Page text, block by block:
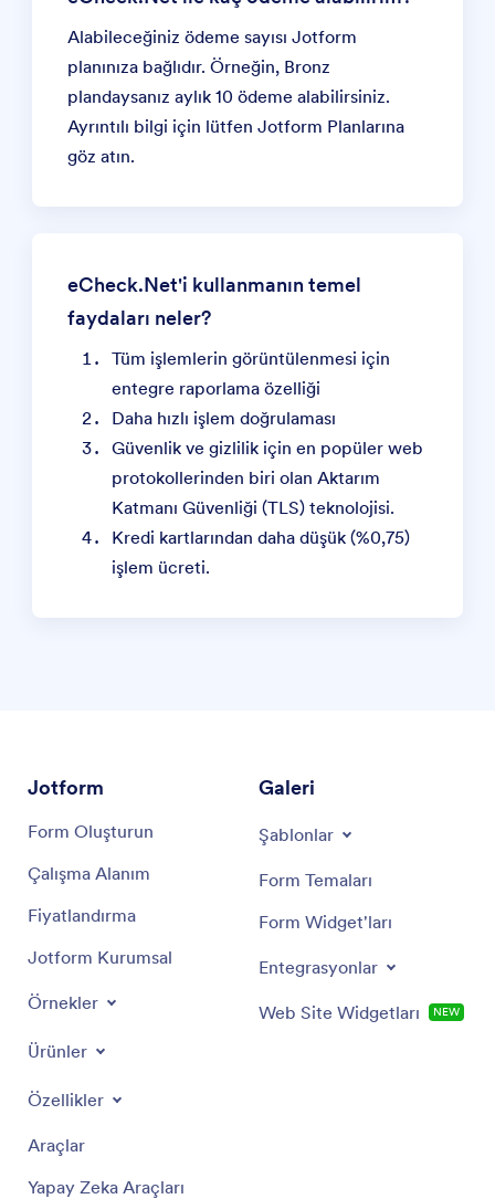
Alabileceğiniz ödeme sayısı Jotform
planınıza bağlıdır. Örneğin, Bronz
plandaysanız aylık 10 ödeme alabilirsiniz.
Ayrıntılı bilgi için lütfenJotform Planlarına
göz atın.
eCheck.Net'i kullanmanın temel
faydaları neler?
Tüm işlemlerin görüntülenmesi için
entegre raporlama özelliği
Daha hızlı işlem doğrulaması
Güvenlik ve gizlilik için en popüler web
protokollerinden biri olan Aktarım
Katmanı Güvenliği (TLS) teknolojisi.
Kredi kartlarından daha düşük (%0,75)
işlem ücreti.
Jotform
Form Oluşturun
Çalışma Alanım
Fiyatlandırma
Jotform Kurumsal
Örnekler
Ürünler
Özellikler
Araçlar
Yapay Zeka Araçları
Galeri
Şablonlar
Form Temaları
Form Widget'ları
Entegrasyonlar
Web Site Widgetları NEW